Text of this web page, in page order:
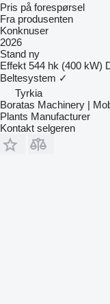
Pris på forespørsel
Fra produsenten
Konknuser
2026
Stand ny
Effekt 544 hk (400 kW)
Beltesystem ✓
Tyrkia
Boratas Machinery |
Plants Manufacturer
Kontakt selgeren